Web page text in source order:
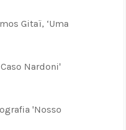
Gitaï, ‘Uma
Nardoni'
'Nosso